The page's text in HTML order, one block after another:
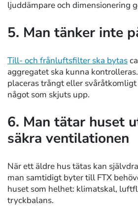
ljuddämpare och dimensionering
5. Man tänker inte
Till- och frånluftsfilter ska bytas
aggregatet ska kunna
placeras trångt eller
något som skjuts upp.
6. Man tätar huset
säkra ventilationen
När ett äldre hus tätas kan
man samtidigt byter till FTX
huset som helhet: klimatskal,
tryckbalans.